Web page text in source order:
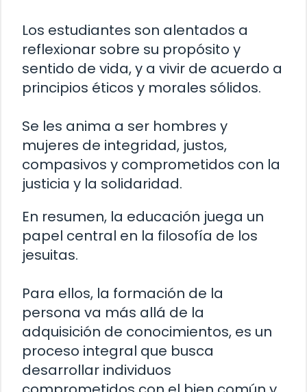
Los estudiantes son alentados a
reflexionar sobre su propósito y
sentido de vida, y a vivir de acuerdo a
principios éticos y morales sólidos.
Se les anima a ser hombres y
mujeres de integridad, justos,
compasivos y comprometidos con la
justicia y la solidaridad.
En resumen, la educación juega un
papel central en la filosofía de los
jesuitas.
Para ellos, la formación de la
persona va más allá de la
adquisición de conocimientos, es un
proceso integral que busca
desarrollar individuos